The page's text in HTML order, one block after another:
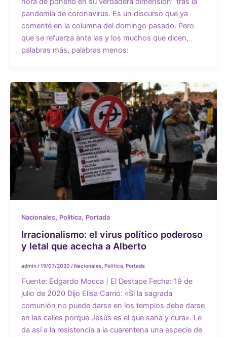
pandemia de coronavirus. Es un discurso que ya
comenté en la columna del domingo pasado. Pero
que se refuerza ante las y los muchos que dicen,
palabras más, palabras menos:
Nacionales, Politica, Portada
Irracionalismo: el virus político poderoso
y letal que acecha a Alberto
admin /19/07/2020 /Nacionales Politica Portada
Fuente: Edgardo Mocca | El Destape Fecha: 19 de
julio de 2020 Dijo Elisa Carrió: «Si la sagrada
comunión no puede darse en los templos debe darse
en las calles porque Jesús es el que sana y cura». Le
da así a la resistencia a la cuarentena una especie de